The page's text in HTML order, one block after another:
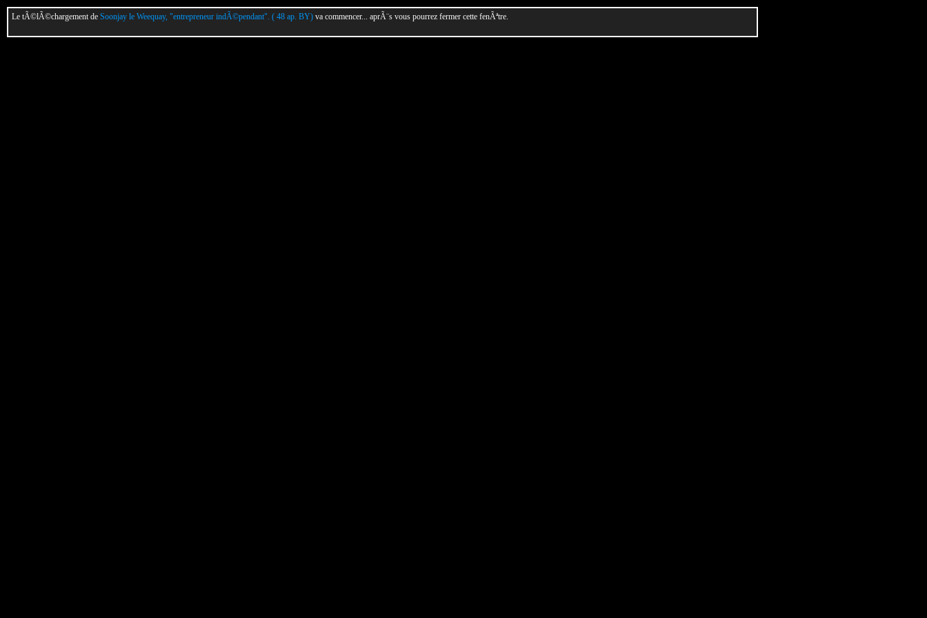
Le tÃ©lÃ©chargement de Soonjay le Weequay, "entrepreneur indÃ©pendant". ( 48 ap. BY) va commencer... aprÃ¨s vous pourrez fermer cette fenÃªtre.